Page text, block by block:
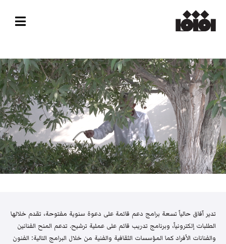
تدير آفاق حالياً تسعة برامج دعم قائمة على دعوة سنوية مفتوحة، تقدم خلالها
الطلبات إلكترونياً، وبرنامج تدريب قائم على عملية ترشيح. تدعم المنح الفنانين
والفنانات الأفراد كما المؤسسات الثقافية والفنية من خلال البرامج التالية: الفنون